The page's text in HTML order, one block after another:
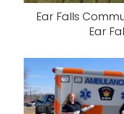
Ear Falls
Ear